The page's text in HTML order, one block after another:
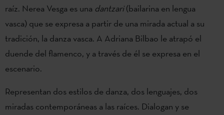
raíz. Nerea Vesga es una dantzari(bailarina en lengua
vasca) que se expresa a partir de una mirada actual a su
tradición, la danza vasca. A Adriana Bilbao le atrapó el
duende del flamenco, y a través de él se expresa en el
escenario.
Representan dos estilos de danza, dos lenguajes, dos
miradas contemporáneas a las raíces. Dialogan y se